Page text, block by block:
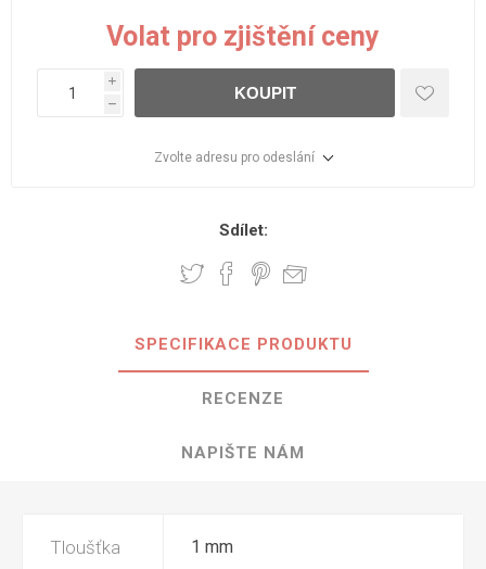
Volat pro zjištění ceny
i
h
KOUPIT
Zvolte adresu pro odeslání
Sdílet:
SPECIFIKACE PRODUKTU
RECENZE
NAPIŠTE NÁM
Tloušťka 1 mm